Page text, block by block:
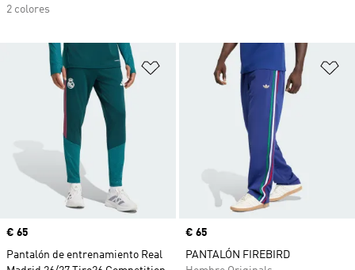
2 colores
Añadir a la lista de deseos
Precio
€ 65
Pantalón de entrenamiento Real
Precio
€ 65
PANTALÓN FIREBIRD